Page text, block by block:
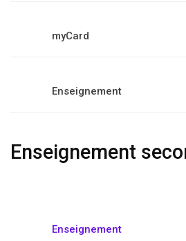
myCard
Enseignement
Enseignement
Enseignement